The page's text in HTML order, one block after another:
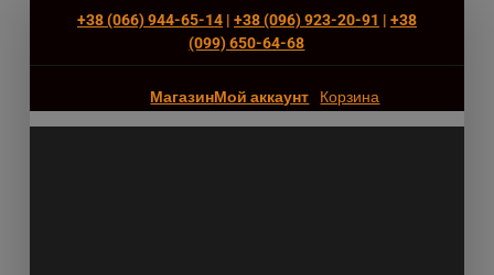
+38 (066) 944-65-14| +38 (096) 923-20-91 | +38
(‎099) 650-64-68
МагазинМой аккаунт Корзина